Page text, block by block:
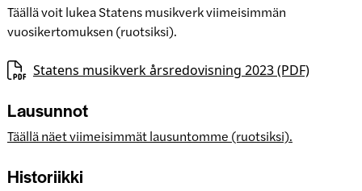
Täällä voit lukea Statens musikverk viimeisimmän
vuosikertomuksen (ruotsiksi).
Statens musikverk årsredovisning 2023 (PDF)
Lausunnot
Täällä näet viimeisimmät lausuntomme (ruotsiksi).
Historiikki